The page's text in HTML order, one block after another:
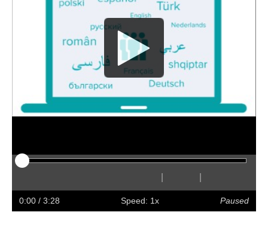
Hide
captions
FasterSlower
full
screen
0:00 / 3:28 Speed: 1x Paused